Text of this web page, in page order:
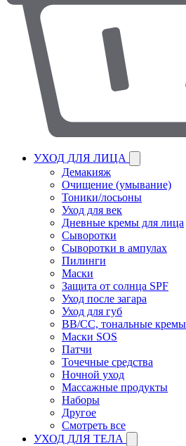
УХОД ДЛЯ ЛИЦА
Демакияж
Очищение (умывание)
Тоники/лосьоны
Уход для век
Дневные кремы для лица
Сыворотки
Сыворотки в ампулах
Пилинги
Маски
Защита от солнца SPF
Уход после загара
Уход для губ
BB/CC, тональные кремы
Маски SOS
Патчи
Точечные средства
Ночной уход
Массажные продукты
Наборы
Другое
Смотреть все
УХОД ДЛЯ ТЕЛА